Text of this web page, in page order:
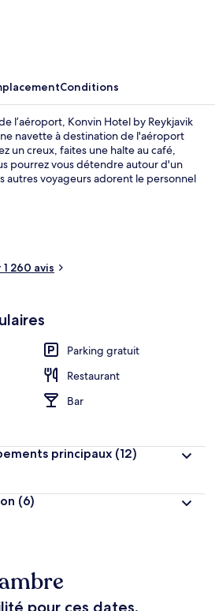
Conditions
l’aéroport, Konvin Hotel by Reykjavik
navette à destination de l'aéroport
un creux, faites une halte au café,
pourrez vous détendre autour d'un
autres voyageurs adorent le personnel
260 avis
Parking gratuit
Restaurant
Bar
principaux (12)
(6)
pour ces dates.